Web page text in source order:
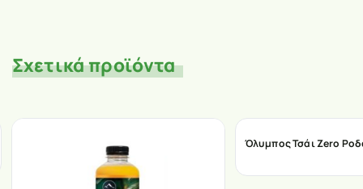
Σχετικά προϊόντα
Όλυμπος Τσάι Zero